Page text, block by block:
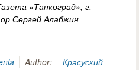
«Танкоград», г.
Сергей Алабжин
Author:
Красуский